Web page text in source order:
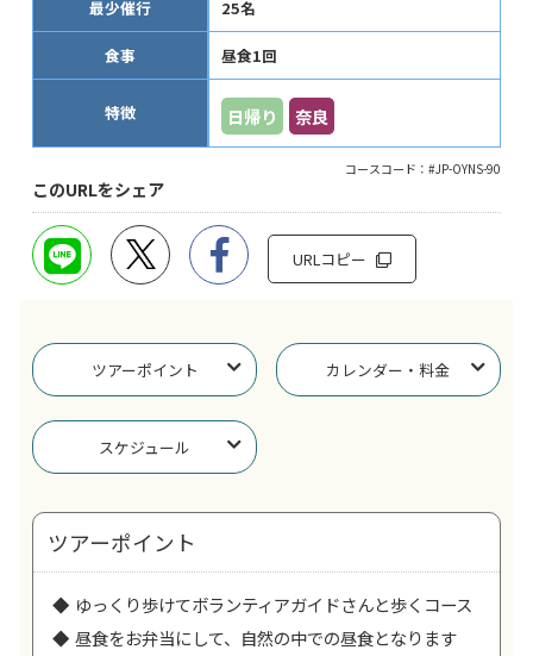
最少催行 25名
食事 昼食1回
特徴 日帰り 奈良
コースコード：#JP-OYNS-90
このURLをシェア
URLコピー
ツアーポイント カレンダー・料金
スケジュール
ツアーポイント
ゆっくり歩けてボランティアガイドさんと歩くコース
昼食をお弁当にして、自然の中での昼食となります